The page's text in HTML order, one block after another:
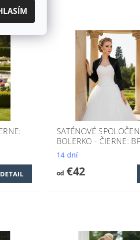
DETAIL
SATÉNOVÉ
BOLERKO - ČIERNE:
14 dní
od€42